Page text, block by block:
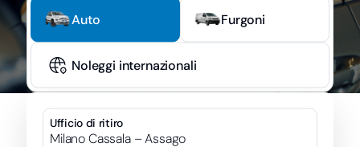
Auto Furgoni
Noleggi internazionali
Ufficio di ritiro